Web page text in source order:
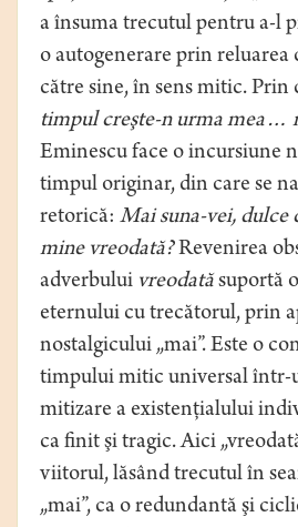
a însuma trecutul pentru a-l
o autogenerare prin reluarea
către sine, în sens mitic. Prin
timpul creşte-n urma mea…
Eminescu face o incursiune
timpul originar, din care se
retorică: Mai suna-vei, dulce
mine vreodată?Revenirea
adverbului vreodatăsuportă
eternului cu trecătorul, prin
nostalgicului „mai”. Este o
timpului mitic universal într-
mitizare a existenţialului
ca finit şi tragic. Aici
viitorul, lăsând trecutul în
„mai”, ca o redundantă şi